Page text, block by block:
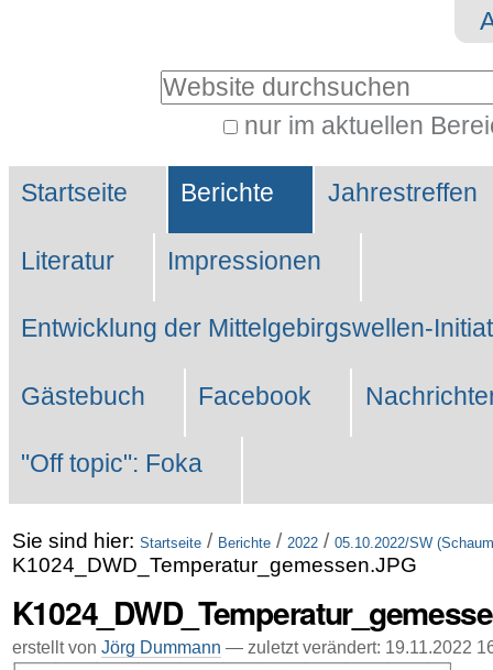
Direkt
zur
Navigation
Website durchsuchen
nur im aktuellen
Suche…
Sektionen
Startseite Berichte Jahrestreffen
Literatur Impressionen
Entwicklung der Mittelgebirgswellen-
Gästebuch Facebook
"Off topic": Foka
Sie sind hier: Startseite / Berichte / 2022 / 05.10.2022/SW
K1024_DWD_Temperatur_gemessen.JPG
erstellt von Jörg Dummann — zuletzt verändert: 19.11.2022